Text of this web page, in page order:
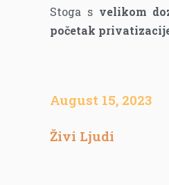
Stoga s velikom
početak
August 15, 2023
Živi Ljudi